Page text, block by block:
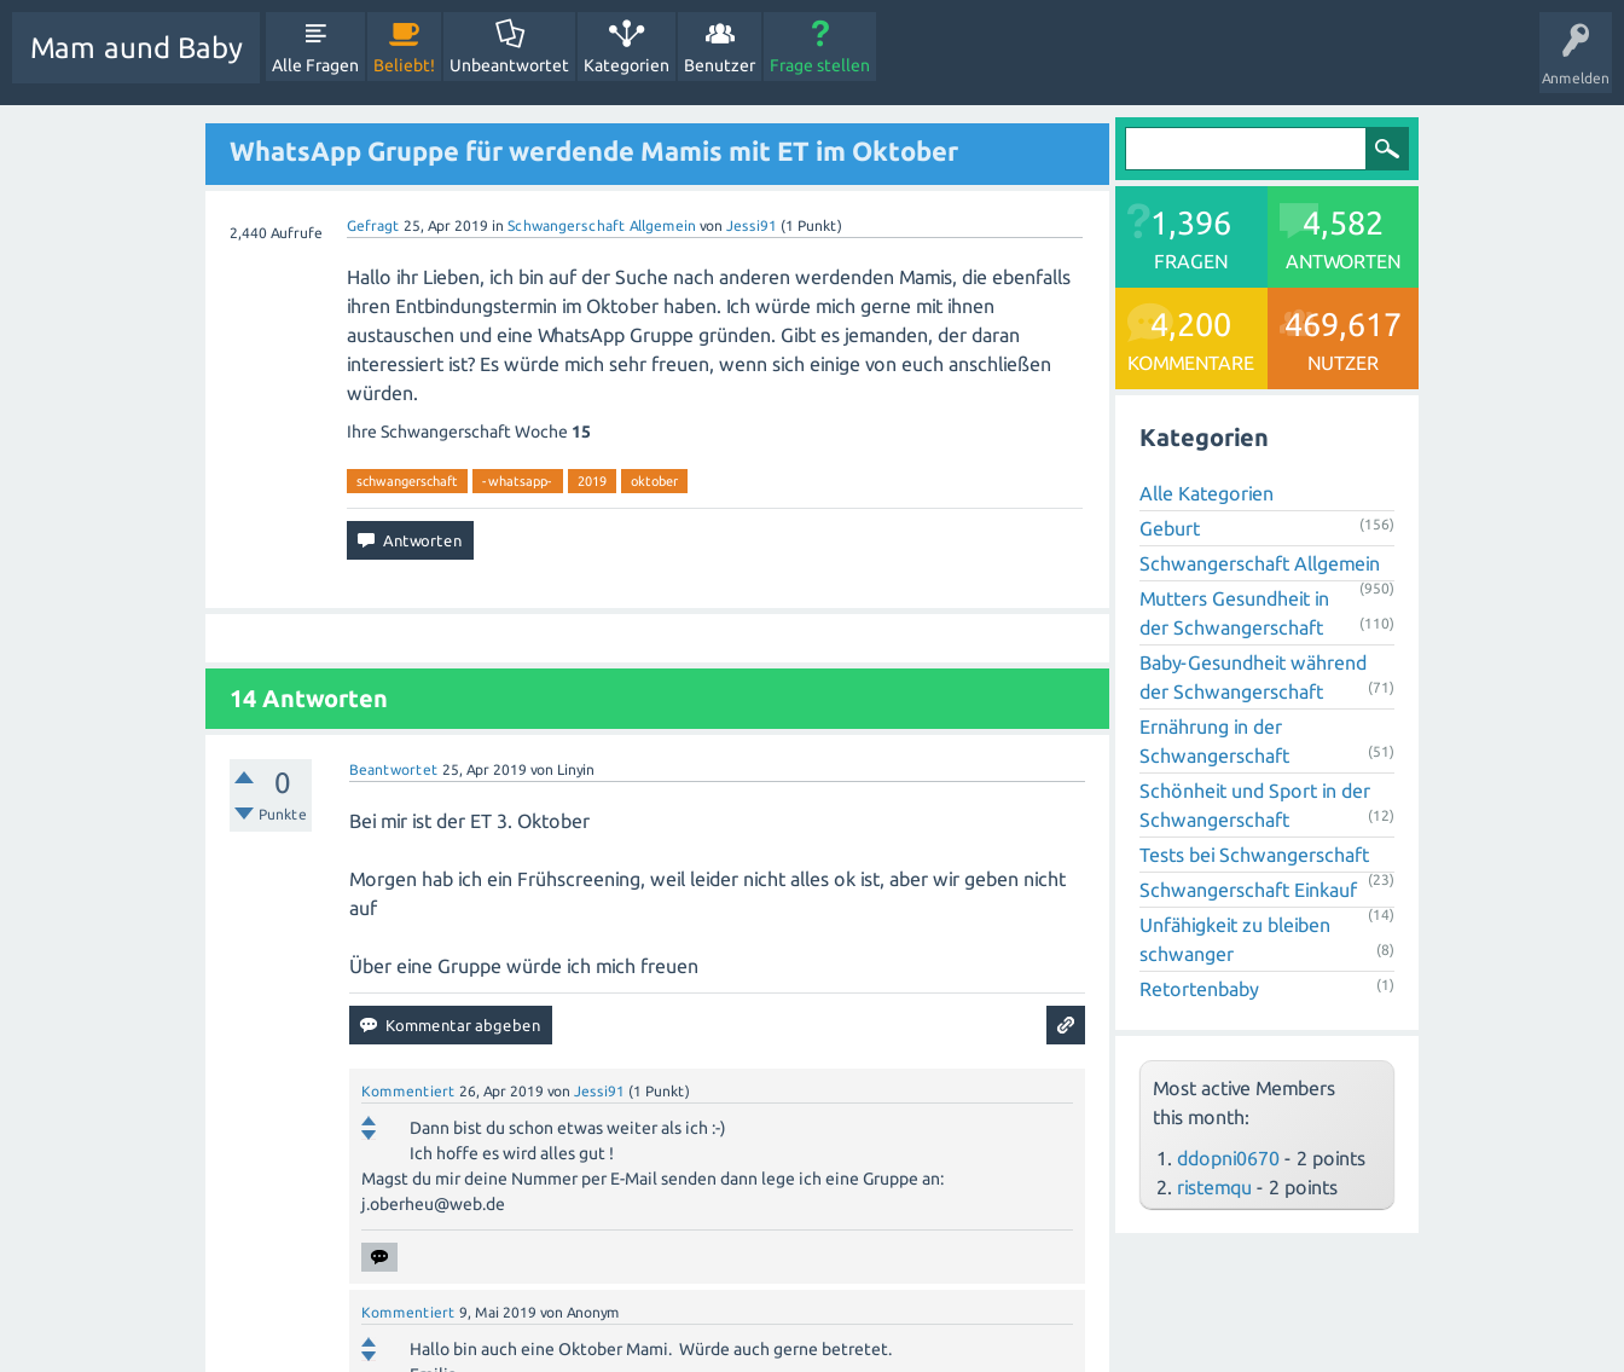
Anmelden
Mam aund Baby
Alle Fragen Beliebt! Unbeantwortet Kategorien Benutzer Frage stellen
WhatsApp Gruppe für werdende Mamis mit ET im Oktober
2,440 Aufrufe Gefragt 25, Apr 2019 in Schwangerschaft Allgemein von Jessi91 (1 Punkt)
Hallo ihr Lieben, ich bin auf der Suche nach anderen werdenden Mamis, die ebenfalls
ihren Entbindungstermin im Oktober haben. Ich würde mich gerne mit ihnen
austauschen und eine WhatsApp Gruppe gründen. Gibt es jemanden, der daran
interessiert ist? Es würde mich sehr freuen, wenn sich einige von euch anschließen
würden.
Ihre Schwangerschaft Woche 15
schwangerschaft -whatsapp- 2019 oktober
14 Antworten
0
Punkte
Beantwortet 25, Apr 2019 von Linyin
Bei mir ist der ET 3. Oktober
Morgen hab ich ein Frühscreening, weil leider nicht alles ok ist, aber wir geben nicht
auf
Über eine Gruppe würde ich mich freuen
Kommentiert 26, Apr 2019 vonJessi91 (1 Punkt)
Dann bist du schon etwas weiter als ich :-)
Ich hoffe es wird alles gut !
Magst du mir deine Nummer per E-Mail senden dann lege ich eine Gruppe an:
j.oberheu@web.de
Kommentiert 9, Mai 2019 vonAnonym
Hallo bin auch eine Oktober Mami. Würde auch gerne betretet.
1,396
FRAGEN
4,582
ANTWORTEN
4,200
KOMMENTARE
469,617
NUTZER
Kategorien
Alle Kategorien
Geburt
(156)
Schwangerschaft Allgemein
(950)
Mutters Gesundheit in
der Schwangerschaft
(110)
Baby-Gesundheit während
der Schwangerschaft
(71)
Ernährung in der
Schwangerschaft
(51)
Schönheit und Sport in der
Schwangerschaft
(12)
Tests bei Schwangerschaft
(23)
Schwangerschaft Einkauf
(14)
Unfähigkeit zu bleiben
schwanger
(8)
Retortenbaby (1)
Most active Members
this month:
ddopni0670 - 2 points
ristemqu - 2 points